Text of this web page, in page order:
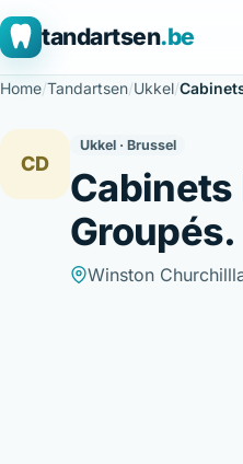
tandartsen.be
Home/Tandartsen/Ukkel/
CD
Ukkel · Brussel
Cabinets
Groupés.
Winston